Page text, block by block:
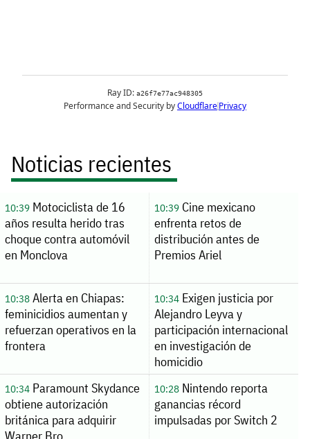
Noticias recientes
10:39Motociclista de 16
años resulta herido tras
choque contra automóvil
en Monclova
10:39Cine mexicano
enfrenta retos de
distribución antes de
Premios Ariel
10:38Alerta en Chiapas:
feminicidios aumentan y
refuerzan operativos en la
frontera
10:34Exigen justicia por
Alejandro Leyva y
participación internacional
en investigación de
homicidio
10:34Paramount Skydance
obtiene autorización
británica para adquirir
10:28Nintendo reporta
ganancias récord
impulsadas por Switch 2